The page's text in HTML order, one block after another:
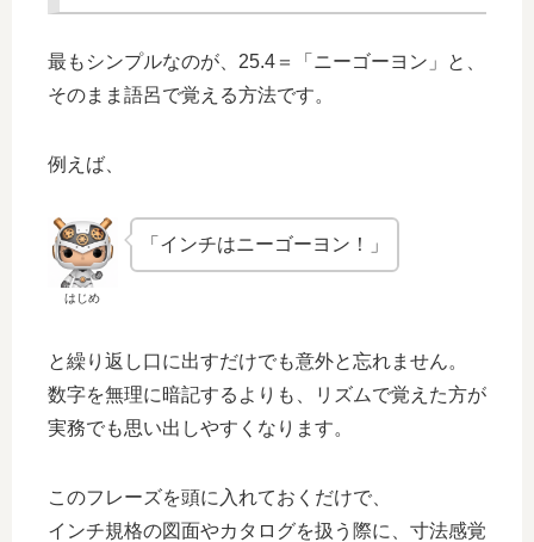
最もシンプルなのが、25.4＝「ニーゴーヨン」と、
そのまま語呂で覚える方法です。
例えば、
はじめ
「インチはニーゴーヨン！」
と繰り返し口に出すだけでも意外と忘れません。
数字を無理に暗記するよりも、リズムで覚えた方が
実務でも思い出しやすくなります。
このフレーズを頭に入れておくだけで、
インチ規格の図面やカタログを扱う際に、寸法感覚